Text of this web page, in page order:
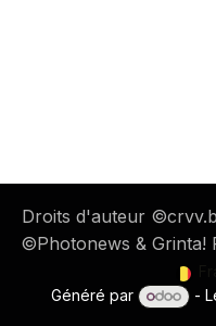
Droits d'auteur
©Photonews & Grinta!
Généré par
-